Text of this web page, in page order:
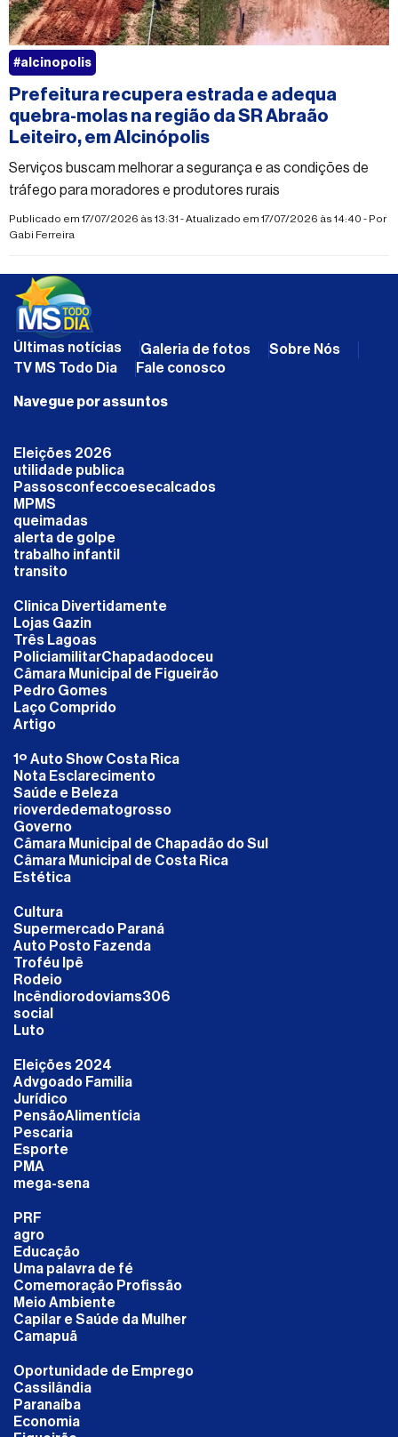
Prefeitura recupera estrada e adequa
quebra-molas na região da SR Abraão
Leiteiro, em Alcinópolis
Serviços buscam melhorar a segurança e as condições de
tráfego para moradores e produtores rurais
Publicado em 17/07/2026 às 13:31 - Atualizado em 17/07/2026 às 14:40 - Por
Gabi Ferreira
#alcinopolis
Últimas notícias Galeria de fotos
Sobre Nós
TV MS Todo Dia
Fale conosco
Navegue por assuntos
Eleições 2026
utilidade publica
Passosconfeccoesecalcados
MPMS
queimadas
alerta de golpe
trabalho infantil
transito
Clinica Divertidamente
Lojas Gazin
Três Lagoas
PoliciamilitarChapadaodoceu
Câmara Municipal de Figueirão
Pedro Gomes
Laço Comprido
Artigo
1º Auto Show Costa Rica
Nota Esclarecimento
Saúde e Beleza
rioverdedematogrosso
Governo
Câmara Municipal de Chapadão do Sul
Câmara Municipal de Costa Rica
Estética
Cultura
Supermercado Paraná
Auto Posto Fazenda
Troféu Ipê
Rodeio
Incêndiorodoviams306
social
Luto
Eleições 2024
Advgoado Familia
Jurídico
PensãoAlimentícia
Pescaria
Esporte
PMA
mega-sena
PRF
agro
Educação
Uma palavra de fé
Comemoração Profissão
Meio Ambiente
Capilar e Saúde da Mulher
Camapuã
Oportunidade de Emprego
Cassilândia
Paranaíba
Economia